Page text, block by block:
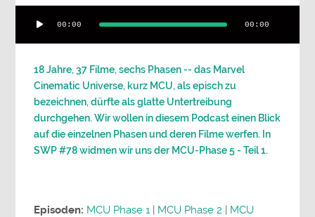
Player
00:00 00:00
18 Jahre, 37 Filme, sechs Phasen -- das Marvel
Cinematic Universe, kurz MCU, als episch zu
bezeichnen, dürfte als glatte Untertreibung
durchgehen. Wir wollen in diesem Podcast einen Blick
auf die einzelnen Phasen und deren Filme werfen. In
SWP #78 widmen wir uns der MCU-Phase 5 - Teil 1.
Episoden: MCU Phase 1 | MCU Phase 2 | MCU